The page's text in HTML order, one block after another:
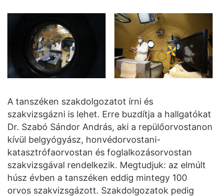
A tanszéken szakdolgozatot írni és
szakvizsgázni is lehet. Erre buzdítja a hallgatókat
Dr. Szabó Sándor András, aki a repülőorvostanon
kívül belgyógyász, honvédorvostani-
katasztrófaorvostan és foglalkozásorvostan
szakvizsgával rendelkezik. Megtudjuk: az elmúlt
húsz évben a tanszéken eddig mintegy 100
orvos szakvizsgázott. Szakdolgozatok pedig